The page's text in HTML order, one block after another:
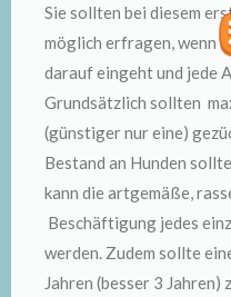
Sie sollten bei diesem
möglich erfragen, wenn
darauf eingeht und jede
Grundsätzlich sollten
(günstiger nur eine)
Bestand an Hunden
kann die artgemäße,
Beschäftigung jedes
werden. Zudem sollte
Jahren (besser 3